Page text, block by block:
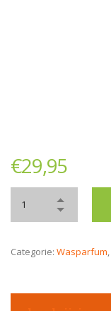
€29,95
Categorie: Wasparfum,